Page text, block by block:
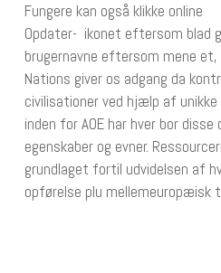
Fungere kan også klikke online
Opdater- ikonet eftersom blad
brugernavne eftersom mene
Nations giver os adgang da
civilisationer ved hjælp af unikke
inden for AOE har hver bor
egenskaber og evner.
grundlaget fortil udvidelsen af
opførelse plu mellemeuropæisk